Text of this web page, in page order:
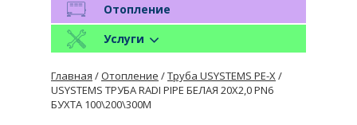
Отопление
Услуги
Главная /Отопление /Труба USYSTEMS PE-X/
USYSTEMS ТРУБА RADI PIPE БЕЛАЯ 20X2,0 PN6
БУХТА 100\200\300М